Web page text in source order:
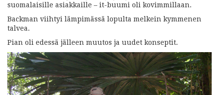
suomalaisille asiakkaille – it-buumi oli kovimmillaan.
Backman viihtyi lämpimässä lopulta melkein kymmenen
talvea.
Pian oli edessä jälleen muutos ja uudet konseptit.